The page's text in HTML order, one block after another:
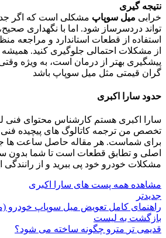
نتیجه گیری
خرابی میل سوپاپ مشکلی است که اگر
تواند دردسرساز شود. اما با نگهداری
استفاده از قطعات استاندارد و مراجعه
از مشکلات احتمالی جلوگیری کنید. همیشه
پیشگیری بهتر از درمان است، به ویژه
گران قیمتی مثل میل سوپاپ باشد
حدود سارا اکبری
سارا اکبری هستم کارشناس محتوای فنی
تخصص من ترجمه کاتالوگ‌ های پیچیده فنی
برای شماست. هر مقاله حاصل ساعت‌ ها
اصلی و تطابق قطعات است تا شما بدون
مشکلات خودرو خود پی ببرید و از رانندگی
مشاهده همه پست های سارا اکبری
جدیدتر
راهنمای کامل تعویض میل سوپاپ خودرو
بازگشت به لیست
قدیمی تر مترو چگونه ساخته می‌ شود؟